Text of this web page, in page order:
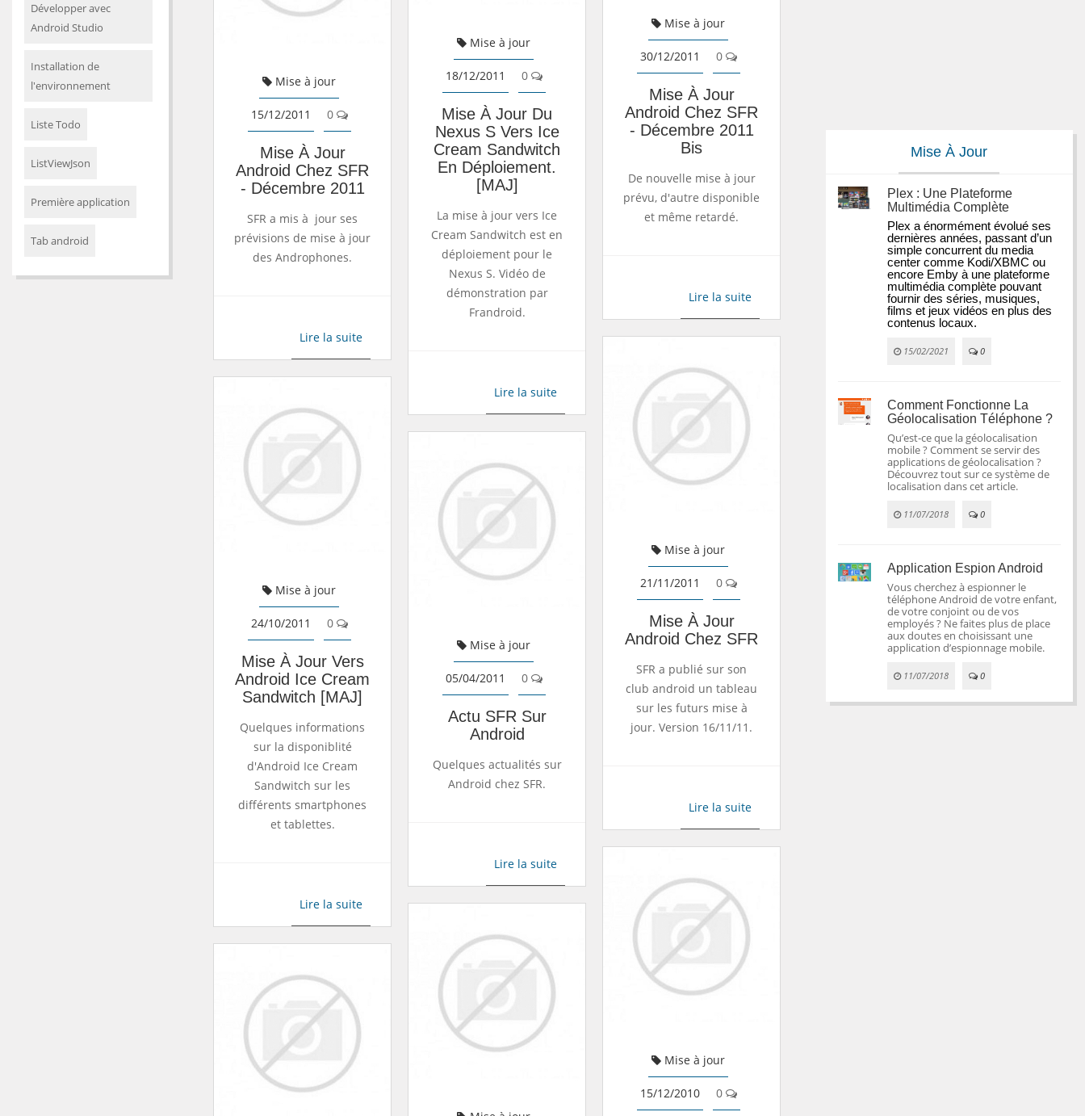
Développer avec
Android Studio
Installation de
l'environnement
Liste Todo
ListViewJson
Première application
Tab android
Mise à jour
30/12/2011 0
Mise À Jour
Android Chez SFR
- Décembre 2011
Bis
De nouvelle mise à jour
prévu, d'autre disponible
et même retardé.
Lire la suite
Mise à jour
18/12/2011 0
Mise À Jour Du
Nexus S Vers Ice
Cream Sandwitch
En Déploiement.
[MAJ]
La mise à jour vers Ice
Cream Sandwitch est en
déploiement pour le
Nexus S. Vidéo de
démonstration par
Frandroid.
Lire la suite
Mise à jour
15/12/2011 0
Mise À Jour
Android Chez SFR
- Décembre 2011
SFR a mis à jour ses
prévisions de mise à jour
des Androphones.
Lire la suite
Mise à jour
21/11/2011 0
Mise À Jour
Android Chez SFR
SFR a publié sur son
club android un tableau
sur les futurs mise à
jour. Version 16/11/11.
Lire la suite
Mise à jour
24/10/2011 0
Mise À Jour Vers
Android Ice Cream
Sandwitch [MAJ]
Quelques informations
sur la disponiblité
d'Android Ice Cream
Sandwitch sur les
différents smartphones
et tablettes.
Lire la suite
Mise à jour
05/04/2011 0
Actu SFR Sur
Android
Quelques actualités sur
Android chez SFR.
Lire la suite
Mise à jour
15/12/2010 0
Mise À Jour
Plex : Une Plateforme
Multimédia Complète
Plex a énormément évolué ses
dernières années, passant d’un
simple concurrent du media
center comme Kodi/XBMC ou
encore Emby à une plateforme
multimédia complète pouvant
fournir des séries, musiques,
films et jeux vidéos en plus des
contenus locaux.
15/02/2021 0
Comment Fonctionne La
Géolocalisation Téléphone ?
Qu’est-ce que la géolocalisation
mobile ? Comment se servir des
applications de géolocalisation ?
Découvrez tout sur ce système de
localisation dans cet article.
11/07/2018 0
Application Espion Android
Vous cherchez à espionner le
téléphone Android de votre enfant,
de votre conjoint ou de vos
employés ? Ne faites plus de place
aux doutes en choisissant une
application d’espionnage mobile.
11/07/2018 0